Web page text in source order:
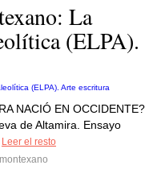
La
(ELPA).
NACIÓ EN OCCIDENTE?
de Altamira. Ensayo
Leer el resto